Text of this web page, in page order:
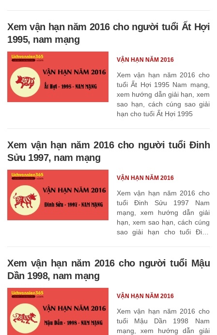
Xem vận hạn năm 2016 cho người tuổi Ất Hợi
1995, nam mạng
Xem vận hạn năm 2016 cho
tuổi Ất Hợi 1995 Nam mạng,
xem hướng dẫn giải hạn, xem
sao hạn, cách cúng sao giải
hạn cho tuổi Ất Hợi 1995
VẬN HẠN NĂM 2016
Xem vận hạn năm 2016 cho người tuổi Đinh
Sửu 1997, nam mạng
Xem vận hạn năm 2016 cho
tuổi Đinh Sửu 1997 Nam
mạng, xem hướng dẫn giải
hạn, xem sao hạn, cách cúng
sao giải hạn cho tuổi Đinh
VẬN HẠN NĂM 2016
Xem vận hạn năm 2016 cho người tuổi Mậu
Dần 1998, nam mạng
Xem vận hạn năm 2016 cho
tuổi Mậu Dần 1998 Nam
mạng, xem hướng dẫn giải
VẬN HẠN NĂM 2016